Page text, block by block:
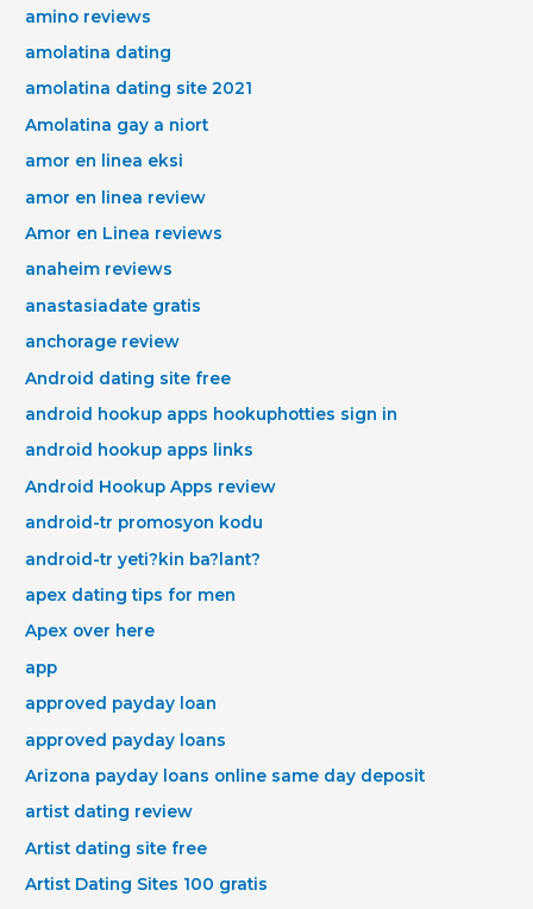
amino reviews
amolatina dating
amolatina dating site 2021
Amolatina gay a niort
amor en linea eksi
amor en linea review
Amor en Linea reviews
anaheim reviews
anastasiadate gratis
anchorage review
Android dating site free
android hookup apps hookuphotties sign in
android hookup apps links
Android Hookup Apps review
android-tr promosyon kodu
android-tr yeti?kin ba?lant?
apex dating tips for men
Apex over here
app
approved payday loan
approved payday loans
Arizona payday loans online same day deposit
artist dating review
Artist dating site free
Artist Dating Sites 100 gratis